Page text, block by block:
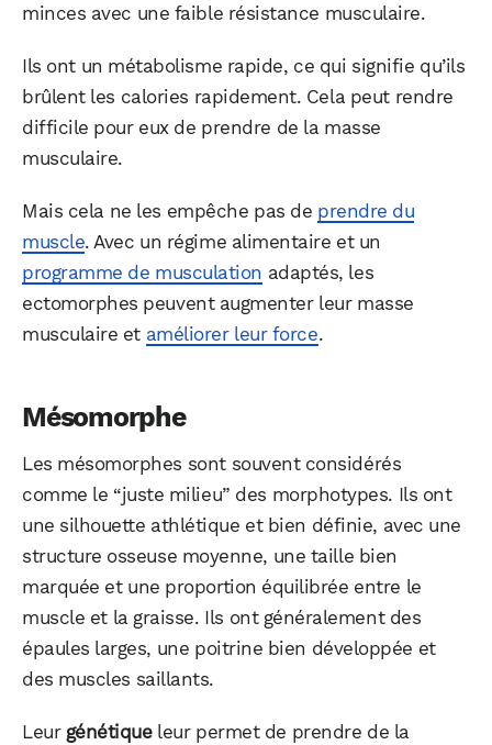
minces avec une faible résistance musculaire.
Ils ont un métabolisme rapide, ce qui signifie qu’ils
brûlent les calories rapidement. Cela peut rendre
difficile pour eux de prendre de la masse
musculaire.
Mais cela ne les empêche pas de prendre du
muscle. Avec un régime alimentaire et un
programme de musculation adaptés, les
ectomorphes peuvent augmenter leur masse
musculaire et améliorer leur force.
Mésomorphe
Les mésomorphes sont souvent considérés
comme le “juste milieu” des morphotypes. Ils ont
une silhouette athlétique et bien définie, avec une
structure osseuse moyenne, une taille bien
marquée et une proportion équilibrée entre le
muscle et la graisse. Ils ont généralement des
épaules larges, une poitrine bien développée et
des muscles saillants.
Leur génétiqueleur permet de prendre de la